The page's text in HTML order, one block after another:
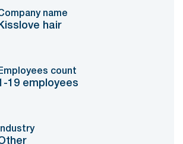
name
Kisslove hair
count
19 employees
Industry